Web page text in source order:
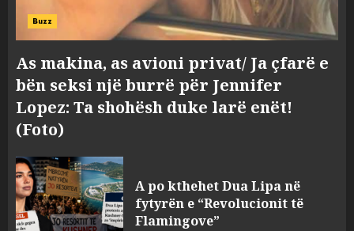
Buzz
As makina, as avioni privat/ Ja çfarë e
bën seksi një burrë për Jennifer
Lopez: Ta shohësh duke larë enët!
(Foto)
A po kthehet Dua Lipa në
fytyrën e “Revolucionit të
Flamingove”